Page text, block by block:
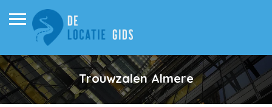
Trouwzalen Almere